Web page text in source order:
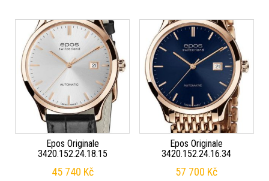
Epos Originale
3420.152.24.18.15
45 740 Kč
Epos Originale
3420.152.24.16.34
57 700 Kč